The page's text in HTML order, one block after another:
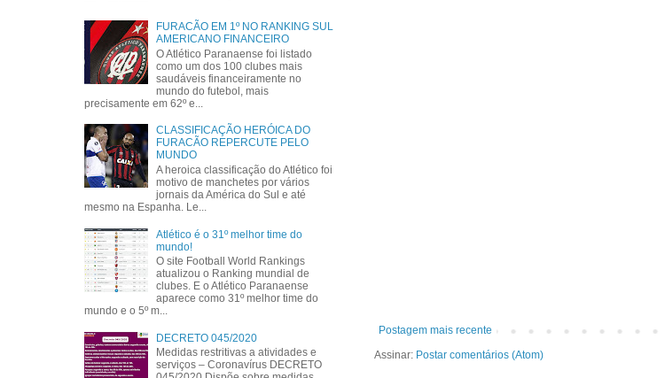
Postagem mais recente
Assinar: Postar comentários (Atom)
FURACÃO EM 1º NO RANKING SUL
AMERICANO FINANCEIRO
O Atlético Paranaense foi listado
como um dos 100 clubes mais
saudáveis financeiramente no
mundo do futebol, mais
precisamente em 62º e...
CLASSIFICAÇÃO HERÓICA DO
FURACÃO REPERCUTE PELO
MUNDO
A heroica classificação do Atlético foi
motivo de manchetes por vários
jornais da América do Sul e até
mesmo na Espanha. Le...
Atlético é o 31º melhor time do
mundo!
O site Football World Rankings
atualizou o Ranking mundial de
clubes. E o Atlético Paranaense
aparece como 31º melhor time do
mundo e o 5º m...
DECRETO 045/2020
Medidas restritivas a atividades e
serviços – Coronavírus DECRETO